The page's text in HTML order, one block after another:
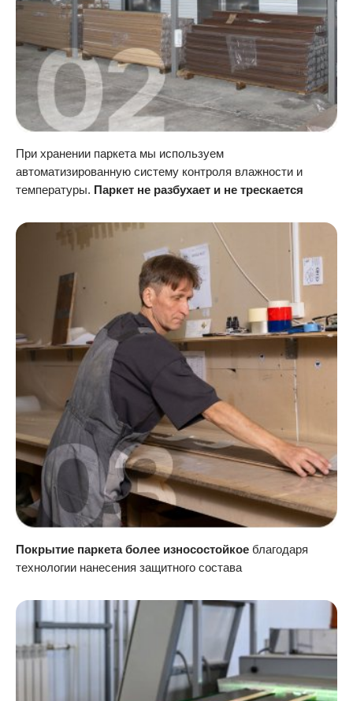
При хранении паркета мы используем
автоматизированную систему контроля влажности и
температуры. Паркет не разбухает и не трескается
Покрытие паркета более износостойкое благодаря
технологии нанесения защитного состава